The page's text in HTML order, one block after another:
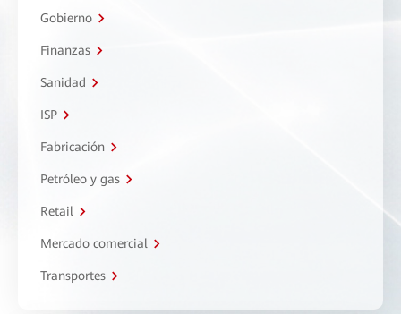
Gobierno
Finanzas
Sanidad
ISP
Fabricación
Petróleo y gas
Retail
Mercado comercial
Transportes